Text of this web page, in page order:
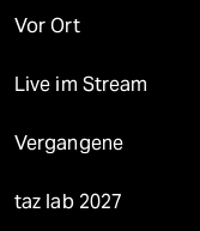
Vor Ort
Live im Stream
Vergangene
taz lab 2027